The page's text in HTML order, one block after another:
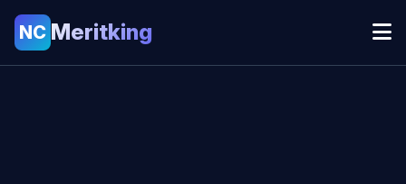
NC Meritking